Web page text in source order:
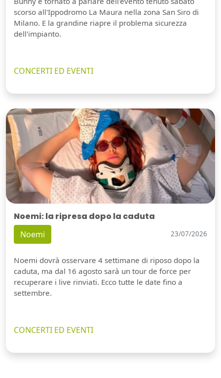
scorso all'Ippodromo La Maura nella zona San Siro di
Milano. E la grandine riapre il problema sicurezza
dell'impianto.
CONCERTI ED EVENTI
Noemi: la ripresa dopo la caduta
Noemi 23/07/2026
Noemi dovrà osservare 4 settimane di riposo dopo la
caduta, ma dal 16 agosto sarà un tour de force per
recuperare i live rinviati. Ecco tutte le date fino a
settembre.
CONCERTI ED EVENTI